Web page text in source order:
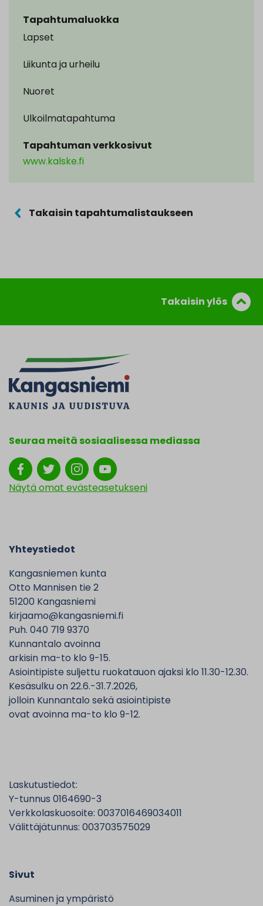
Tapahtumaluokka
Lapset
Liikunta ja urheilu
Nuoret
Ulkoilmatapahtuma
Tapahtuman verkkosivut
www.kalske.fi
Takaisin tapahtumalistaukseen
Takaisin ylös
Seuraa meitä sosiaalisessa mediassa
Näytä omat evästeasetukseni
Yhteystiedot
Kangasniemen kunta
Otto Mannisen tie 2
51200 Kangasniemi
kirjaamo@kangasniemi.fi
Puh. 040 719 9370
Kunnantalo avoinna
arkisin ma-to klo 9-15.
Asiointipiste suljettu ruokatauon ajaksi klo 11.30-12.30.
Kesäsulku on 22.6.-31.7.2026,
jolloin Kunnantalo sekä asiointipiste
ovat avoinna ma-to klo 9-12.
Laskutustiedot:
Y-tunnus 0164690-3
Verkkolaskuosoite: 0037016469034011
Välittäjätunnus: 003703575029
Sivut
Asuminen ja ympäristö